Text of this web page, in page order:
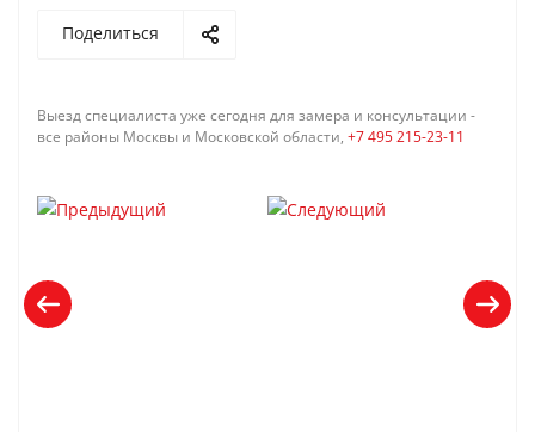
Поделиться
Выезд специалиста уже сегодня для замера и консультации -
все районы Москвы и Московской области, +7 495 215-23-11